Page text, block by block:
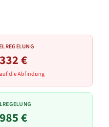
€
die Abfindung
€